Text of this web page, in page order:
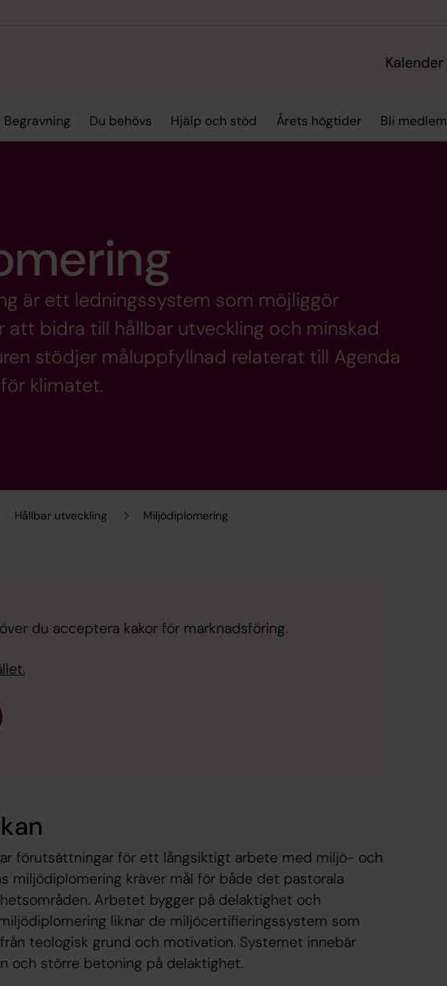
Kalender
Begravning Du behövs Hjälp och stöd Årets högtider Bli medlem
Hållbar utveckling Miljödiplomering
är ett ledningssystem som möjliggör
bidra till hållbar utveckling och minskad
stödjer måluppfyllnad relaterat till Agenda
klimatet.
du acceptera kakor för marknadsföring.
förutsättningar för ett långsiktigt arbete med miljö- och
miljödiplomering kräver mål för både det pastorala
Arbetet bygger på delaktighet och
liknar de miljöcertifieringssystem som
teologisk grund och motivation. Systemet innebär
och större betoning på delaktighet.